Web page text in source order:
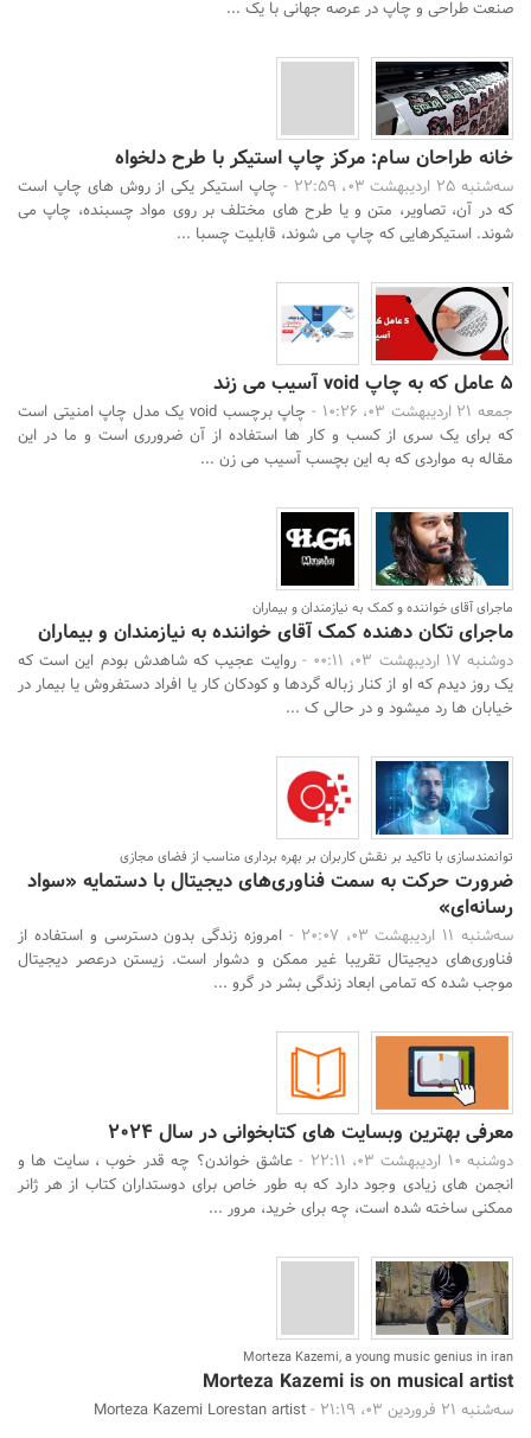
صنعت طراحی و چاپ در عرصه جهانی با یک ...
خانه طراحان سام: مرکز چاپ استیکر با طرح دلخواه
سه‌شنبه 25 اردیبهشت 03، 22:59 -
چاپ استیکر یکی از روش های چاپ است
که در آن، تصاویر، متن و یا طرح های مختلف بر روی مواد چسبنده، چاپ می
شوند. استیکرهایی که چاپ می شوند، قابلیت چسبا ...
5 عامل که به چاپ void آسیب می زند
جمعه 21 اردیبهشت 03، 10:26 -
چاپ برچسب void یک مدل چاپ امنیتی است
که برای یک سری از کسب و کار ها استفاده از آن ضرورری است و ما در این
مقاله به مواردی که به این بچسب آسیب می زن ...
ماجرای آقای خواننده و کمک به نیازمندان و بیماران
ماجرای تکان دهنده کمک آقای خواننده به نیازمندان و بیماران
دوشنبه 17 اردیبهشت 03، 00:11 -
روایت عجیب که شاهدش بودم این است که
یک روز دیدم که او از کنار زباله گردها و کودکان کار یا افراد دستفروش یا بیمار در
خیابان ها رد میشود و در حالی ک ...
توانمندسازی با تاکید بر نقش کاربران بر بهره برداری مناسب از فضای مجازی
ضرورت حرکت به سمت فناوری‌های دیجیتال با دستمایه «سواد
رسانه‌ای»
سه‌شنبه 11 اردیبهشت 03، 20:07 -
امروزه زندگی بدون دسترسی و استفاده از
فناوری‌های دیجیتال تقریبا غیر ممکن و دشوار است. زیستن درعصر دیجیتال
موجب شده که تمامی ابعاد زندگی بشر در گرو ...
معرفی بهترین وبسایت های کتابخوانی در سال 2024
دوشنبه 10 اردیبهشت 03، 22:11 -
عاشق خواندن؟ چه قدر خوب ، سایت ها و
انجمن های زیادی وجود دارد که به طور خاص برای دوستداران کتاب از هر ژانر
ممکنی ساخته شده است، چه برای خرید، مرور ...
Morteza Kazemi, a young music genius in iran
Morteza Kazemi is on musical artist
سه‌شنبه 21 فروردین 03، 21:19 - Morteza Kazemi Lorestan artist